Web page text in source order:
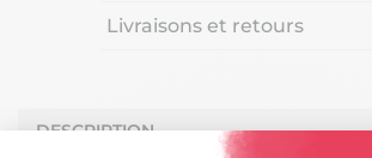
Livraisons et retours
DESCRIPTION